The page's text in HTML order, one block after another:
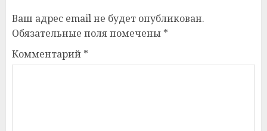
Ваш адрес email не будет опубликован.
Обязательные поля помечены *
Комментарий *